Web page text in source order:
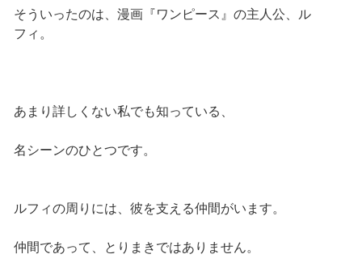
そういったのは、漫画『ワンピース』の主人公、ル
フィ。
あまり詳しくない私でも知っている、
名シーンのひとつです。
ルフィの周りには、彼を支える仲間がいます。
仲間であって、とりまきではありません。